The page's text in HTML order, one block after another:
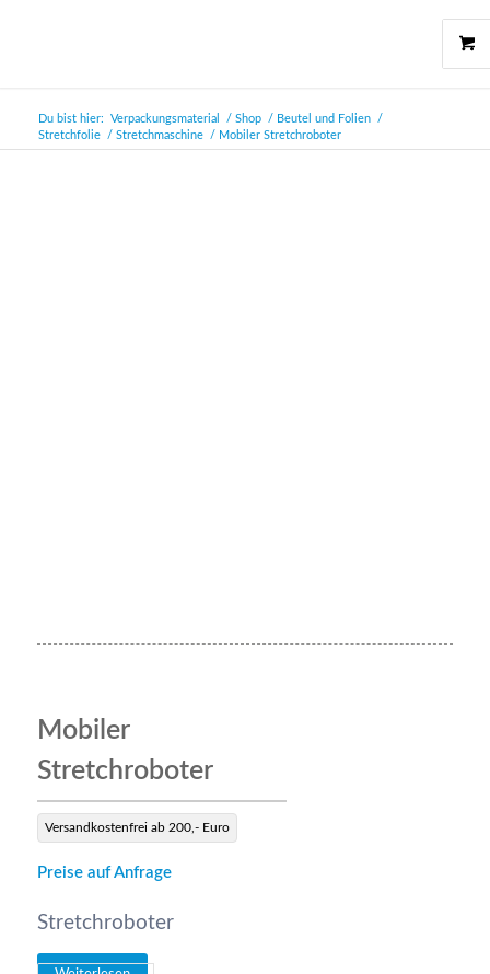
Du bist hier: Verpackungsmaterial / Shop / Beutel und Folien
/
Stretchfolie
/ Stretchmaschine / Mobiler Stretchroboter
Mobiler
Stretchroboter
Versandkostenfrei ab 200,- Euro
Preise auf Anfrage
Stretchroboter